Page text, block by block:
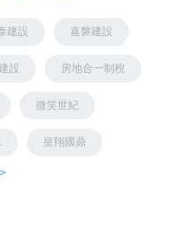
建設 嘉磐建設
設 房地合一制稅
微笑世紀
皇翔國鼎